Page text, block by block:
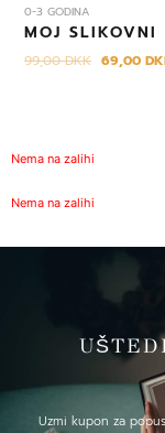
0-3 GODINA
MOJ SLIKOVNI
99,00DKK 69,00
Nema na zalihi
Nema na zalihi
Uzmi kupon za